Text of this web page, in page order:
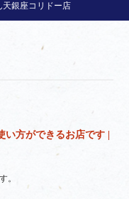
天銀座コリドー店
方ができるお店です |
。